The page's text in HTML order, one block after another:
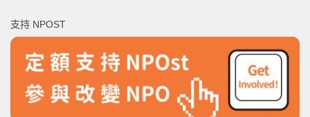
字:
支持 NPOST